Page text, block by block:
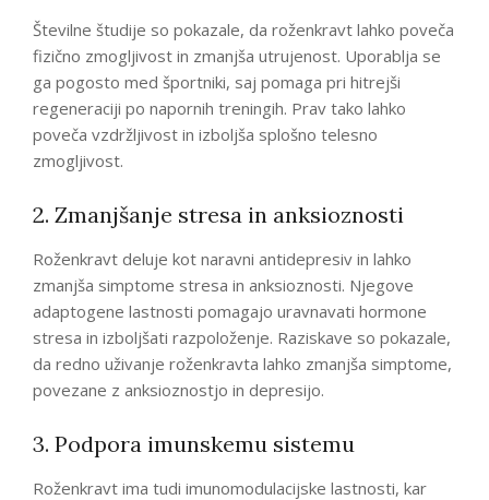
Številne študije so pokazale, da roženkravt lahko poveča
fizično zmogljivost in zmanjša utrujenost. Uporablja se
ga pogosto med športniki, saj pomaga pri hitrejši
regeneraciji po napornih treningih. Prav tako lahko
poveča vzdržljivost in izboljša splošno telesno
zmogljivost.
2. Zmanjšanje stresa in anksioznosti
Roženkravt deluje kot naravni antidepresiv in lahko
zmanjša simptome stresa in anksioznosti. Njegove
adaptogene lastnosti pomagajo uravnavati hormone
stresa in izboljšati razpoloženje. Raziskave so pokazale,
da redno uživanje roženkravta lahko zmanjša simptome,
povezane z anksioznostjo in depresijo.
3. Podpora imunskemu sistemu
Roženkravt ima tudi imunomodulacijske lastnosti, kar